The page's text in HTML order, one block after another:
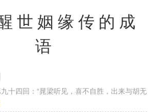
世姻缘传的成
语
十四回：“晁梁听见，喜不自胜，出来与胡无